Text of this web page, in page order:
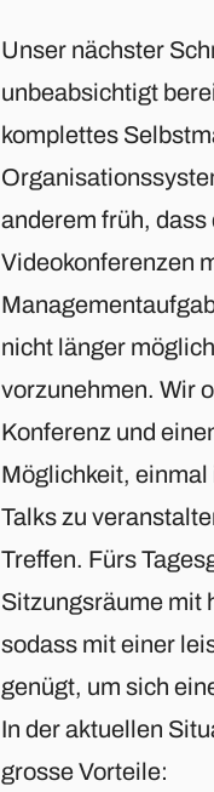
Unser nächster
unbeabsichtigt
komplettes
anderem früh,
Videokonferenzen
nicht länger
vorzunehmen. Wir
Konferenz und
Möglichkeit,
Talks zu
Treffen. Fürs
Sitzungsräume mit
sodass mit einer
genügt, um sich
In der aktuellen
grosse Vorteile: